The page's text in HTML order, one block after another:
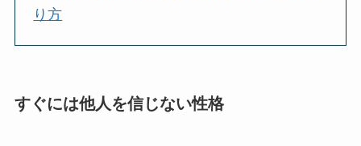
り方
すぐには他人を信じない性格